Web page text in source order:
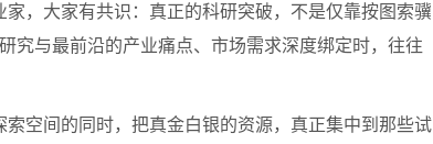
，大家有共识：真正的科研突破，不是仅靠按图索骥
究与最前沿的产业痛点、市场需求深度绑定时，往往
空间的同时，把真金白银的资源，真正集中到那些试